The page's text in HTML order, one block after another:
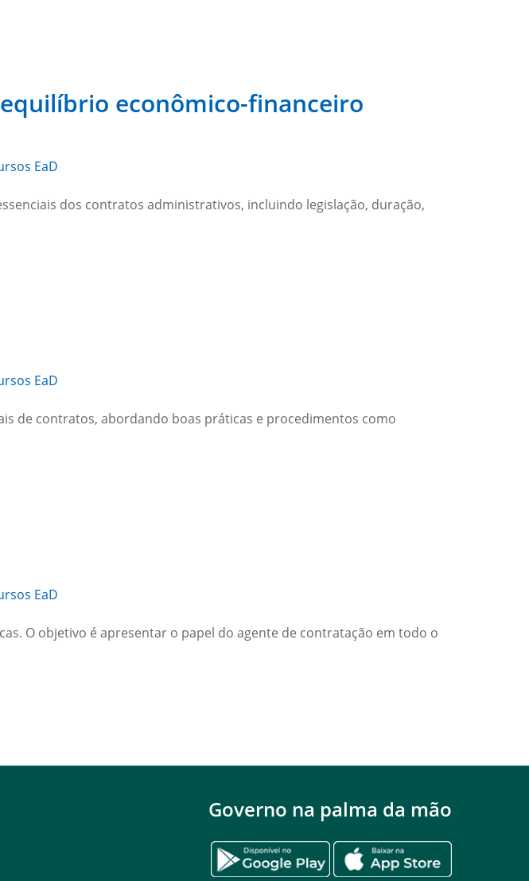
econômico-financeiro
EaD
dos contratos administrativos, incluindo legislação, duração,
EaD
de contratos, abordando boas práticas e procedimentos como
EaD
O objetivo é apresentar o papel do agente de contratação em todo o
Governo na palma da mão